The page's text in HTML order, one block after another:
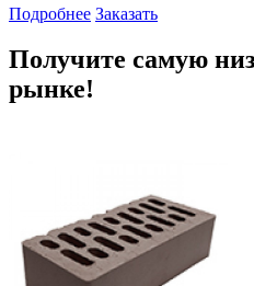
Подробнее Заказать
Получите самую
рынке!